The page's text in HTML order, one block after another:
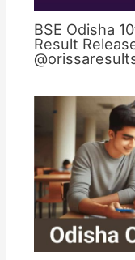
BSE Odisha
Result